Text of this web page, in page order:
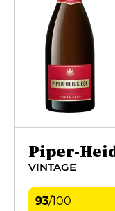
Piper-
VINTAGE
93/100